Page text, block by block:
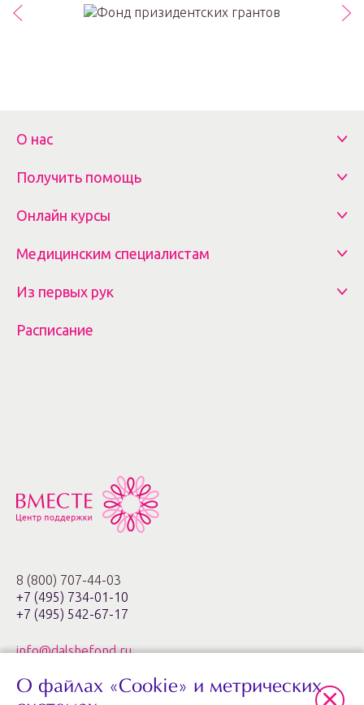
8 (800) 707-44-03
+7 (495) 734-01-10
+7 (495) 542-67-17
info@dalshefond.ru
119285, г. Москва,
О нас
Получить помощь
Онлайн курсы
Медицинским специалистам
Из первых рук
Расписание
О файлах «Cookie» и метрических